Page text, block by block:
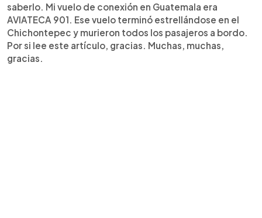
saberlo. Mi vuelo de conexión en Guatemala era
AVIATECA 901. Ese vuelo terminó estrellándose en el
Chichontepec y murieron todos los pasajeros a bordo.
Por si lee este artículo, gracias. Muchas, muchas,
gracias.